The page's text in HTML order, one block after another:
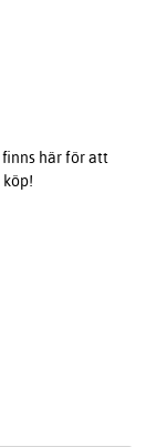
här för att